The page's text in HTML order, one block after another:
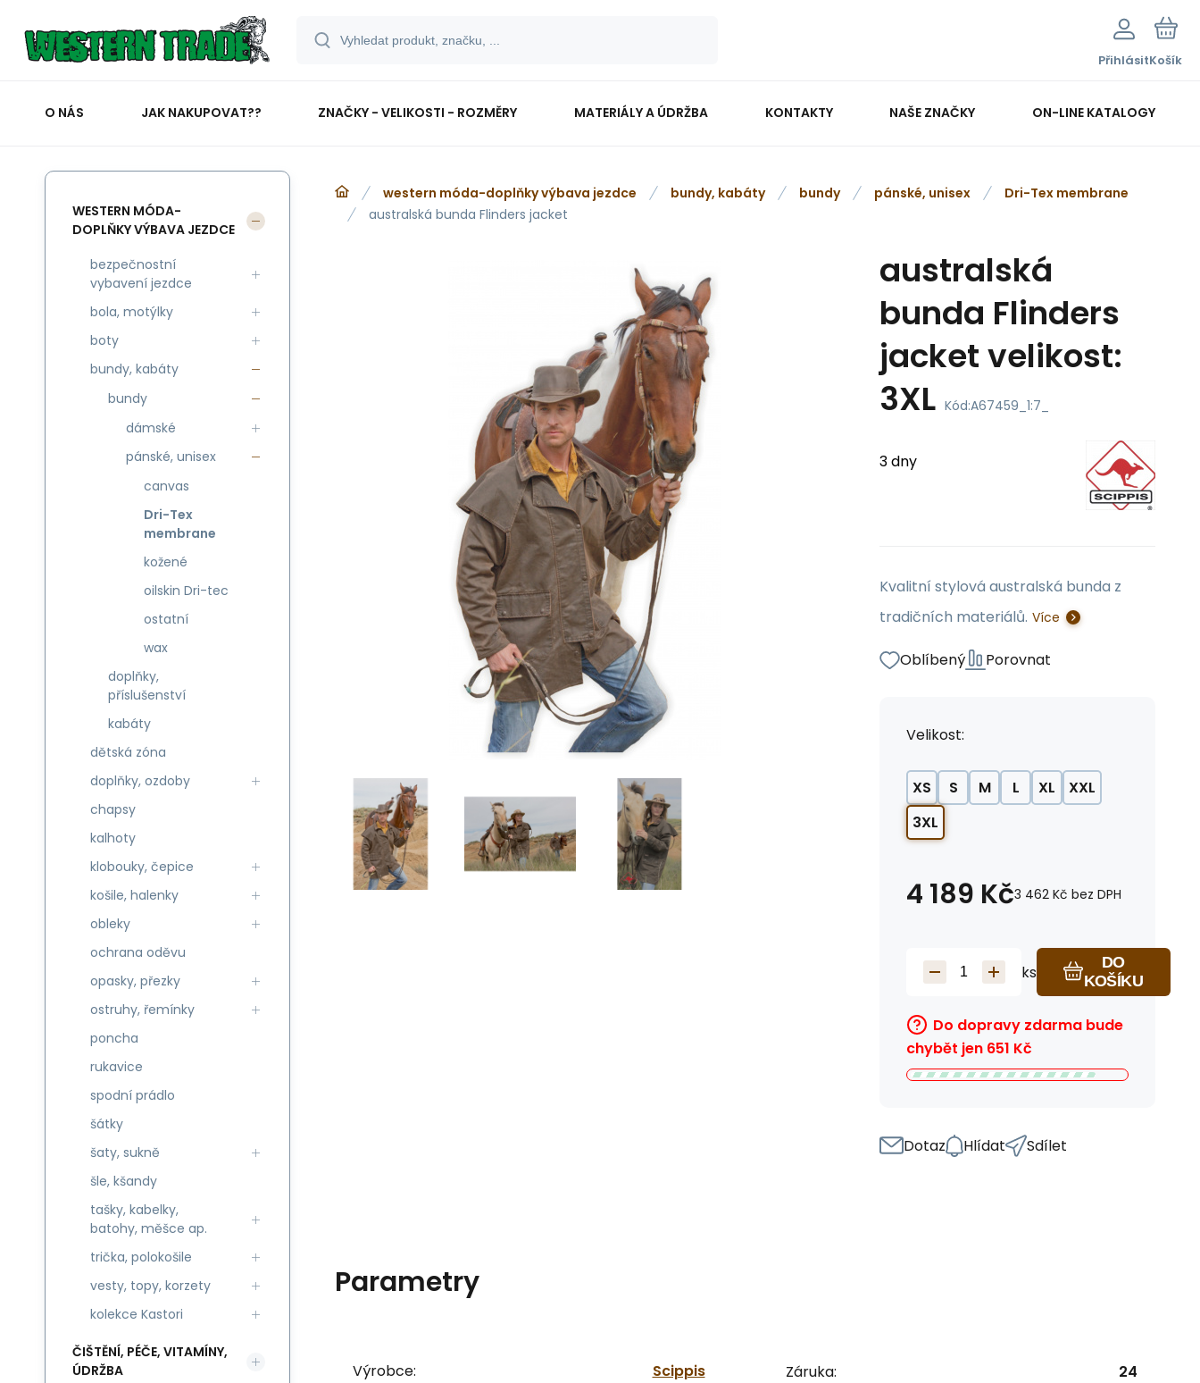
PřihlásitKošík
O NÁS JAK NAKUPOVAT?? ZNAČKY - VELIKOSTI - ROZMĚRY MATERIÁLY A ÚDRŽBA KONTAKTY NAŠE ZNAČKY ON-LINE KATALOGY
western móda-doplňky výbava jezdce bundy, kabáty bundy pánské, unisex
Dri-Tex membrane
australská bunda Flinders jacket
australská
bunda Flinders
jacket velikost:
3XL Kód:A67459_1:7_
3 dny
Kvalitní stylová australská bunda z
tradičních materiálů. Více
Oblíbený Porovnat
Velikost:
XS S M L XL
XXL
3XL
4 189 Kč3 462 Kč bez DPH
ks
DO
KOŠÍKU
Do dopravy zdarma bude
chybět jen 651 Kč
Dotaz Hlídat Sdílet
Parametry
Výrobce: Scippis Záruka: 24
WESTERN MÓDA-
DOPLŇKY VÝBAVA JEZDCE
bezpečnostní
vybavení jezdce
bola, motýlky
boty
bundy, kabáty
bundy
dámské
pánské, unisex
canvas
Dri-Tex
membrane
kožené
oilskin Dri-tec
ostatní
wax
doplňky,
příslušenství
kabáty
dětská zóna
doplňky, ozdoby
chapsy
kalhoty
klobouky, čepice
košile, halenky
obleky
ochrana oděvu
opasky, přezky
ostruhy, řemínky
poncha
rukavice
spodní prádlo
šátky
šaty, sukně
šle, kšandy
tašky, kabelky,
batohy, měšce ap.
trička, polokošile
vesty, topy, korzety
kolekce Kastori
ČIŠTĚNÍ, PÉČE, VITAMÍNY,
ÚDRŽBA